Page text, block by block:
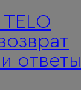
ответы